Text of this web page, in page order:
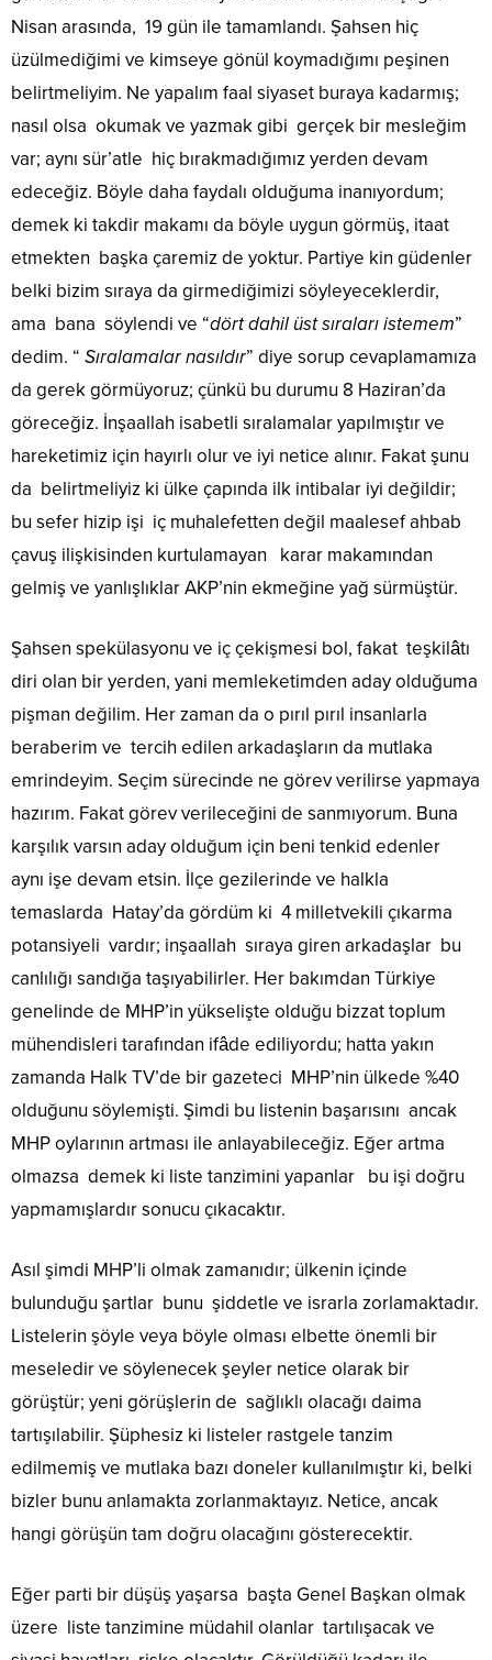
Nisan arasında, 19 gün ile tamamlandı. Şahsen hiç
üzülmediğimi ve kimseye gönül koymadığımı peşinen
belirtmeliyim. Ne yapalım faal siyaset buraya kadarmış;
nasıl olsa okumak ve yazmak gibi gerçek bir mesleğim
var; aynı sür’atle hiç bırakmadığımız yerden devam
edeceğiz. Böyle daha faydalı olduğuma inanıyordum;
demek ki takdir makamı da böyle uygun görmüş, itaat
etmekten başka çaremiz de yoktur. Partiye kin güdenler
belki bizim sıraya da girmediğimizi söyleyeceklerdir,
ama bana söylendi ve “dört dahil üst sıraları istemem”
dedim. “ Sıralamalar nasıldır” diye sorup cevaplamamıza
da gerek görmüyoruz; çünkü bu durumu 8 Haziran’da
göreceğiz. İnşaallah isabetli sıralamalar yapılmıştır ve
hareketimiz için hayırlı olur ve iyi netice alınır. Fakat şunu
da belirtmeliyiz ki ülke çapında ilk intibalar iyi değildir;
bu sefer hizip işi iç muhalefetten değil maalesef ahbab
çavuş ilişkisinden kurtulamayan karar makamından
gelmiş ve yanlışlıklar AKP’nin ekmeğine yağ sürmüştür.
Şahsen spekülasyonu ve iç çekişmesi bol, fakat teşkilâtı
diri olan bir yerden, yani memleketimden aday olduğuma
pişman değilim. Her zaman da o pırıl pırıl insanlarla
beraberim ve tercih edilen arkadaşların da mutlaka
emrindeyim. Seçim sürecinde ne görev verilirse yapmaya
hazırım. Fakat görev verileceğini de sanmıyorum. Buna
karşılık varsın aday olduğum için beni tenkid edenler
aynı işe devam etsin. İlçe gezilerinde ve halkla
temaslarda Hatay’da gördüm ki 4 milletvekili çıkarma
potansiyeli vardır; inşaallah sıraya giren arkadaşlar bu
canlılığı sandığa taşıyabilirler. Her bakımdan Türkiye
genelinde de MHP’in yükselişte olduğu bizzat toplum
mühendisleri tarafından ifâde ediliyordu; hatta yakın
zamanda Halk TV’de bir gazeteci MHP’nin ülkede %40
olduğunu söylemişti. Şimdi bu listenin başarısını ancak
MHP oylarının artması ile anlayabileceğiz. Eğer artma
olmazsa demek ki liste tanzimini yapanlar bu işi doğru
yapmamışlardır sonucu çıkacaktır.
Asıl şimdi MHP’li olmak zamanıdır; ülkenin içinde
bulunduğu şartlar bunu şiddetle ve israrla zorlamaktadır.
Listelerin şöyle veya böyle olması elbette önemli bir
meseledir ve söylenecek şeyler netice olarak bir
görüştür; yeni görüşlerin de sağlıklı olacağı daima
tartışılabilir. Şüphesiz ki listeler rastgele tanzim
edilmemiş ve mutlaka bazı doneler kullanılmıştır ki, belki
bizler bunu anlamakta zorlanmaktayız. Netice, ancak
hangi görüşün tam doğru olacağını gösterecektir.
Eğer parti bir düşüş yaşarsa başta Genel Başkan olmak
üzere liste tanzimine müdahil olanlar tartılışacak ve